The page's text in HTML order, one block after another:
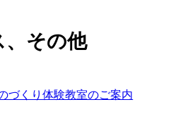
、その他
づくり体験教室のご案内